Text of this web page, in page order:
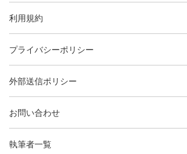
利用規約
プライバシーポリシー
外部送信ポリシー
お問い合わせ
執筆者一覧